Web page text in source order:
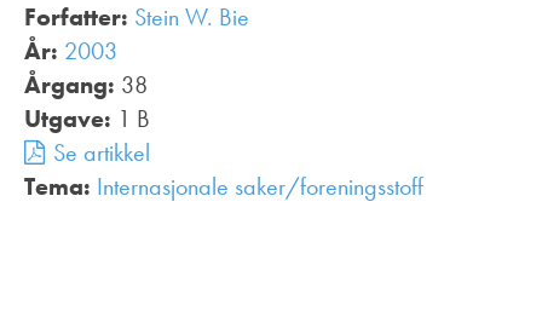
Forfatter: Stein W. Bie
År: 2003
Årgang: 38
Utgave: 1 B
Se artikkel
Tema: Internasjonale saker/foreningsstoff